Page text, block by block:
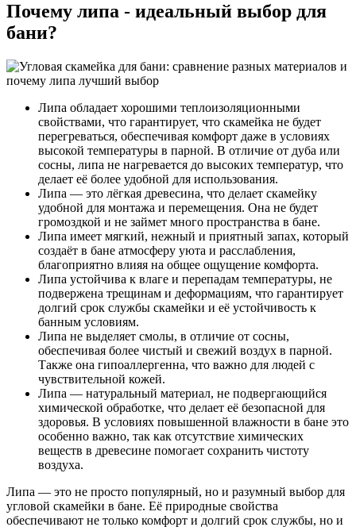
Почему липа - идеальный выбор для
бани?
Липа обладает хорошими теплоизоляционными
свойствами, что гарантирует, что скамейка не будет
перегреваться, обеспечивая комфорт даже в условиях
высокой температуры в парной. В отличие от дуба или
сосны, липа не нагревается до высоких температур, что
делает её более удобной для использования.
Липа — это лёгкая древесина, что делает скамейку
удобной для монтажа и перемещения. Она не будет
громоздкой и не займет много пространства в бане.
Липа имеет мягкий, нежный и приятный запах, который
создаёт в бане атмосферу уюта и расслабления,
благоприятно влияя на общее ощущение комфорта.
Липа устойчива к влаге и перепадам температуры, не
подвержена трещинам и деформациям, что гарантирует
долгий срок службы скамейки и её устойчивость к
банным условиям.
Липа не выделяет смолы, в отличие от сосны,
обеспечивая более чистый и свежий воздух в парной.
Также она гипоаллергенна, что важно для людей с
чувствительной кожей.
Липа — натуральный материал, не подвергающийся
химической обработке, что делает её безопасной для
здоровья. В условиях повышенной влажности в бане это
особенно важно, так как отсутствие химических
веществ в древесине помогает сохранить чистоту
воздуха.
Липа — это не просто популярный, но и разумный выбор для
угловой скамейки в бане. Её природные свойства
обеспечивают не только комфорт и долгий срок службы, но и